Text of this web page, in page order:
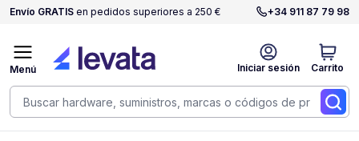
Envío GRATIS en pedidos superiores a 250 € +34 911 87 79 98
Iniciar sesión Carrito
Menú